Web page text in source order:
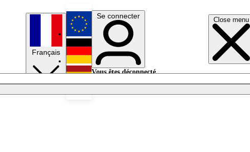
Close menu
Français
English
Deutsch
Se connecter
Vous êtes déconnecté.